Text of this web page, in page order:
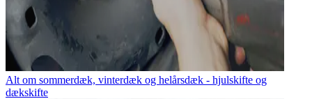
Alt om sommerdæk, vinterdæk og helårsdæk - hjulskifte og
dækskifte